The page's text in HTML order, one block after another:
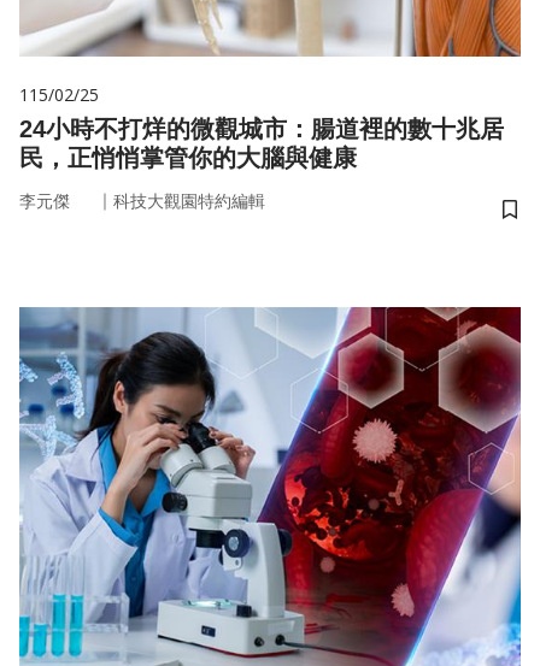
115/02/25
24小時不打烊的微觀城市：腸道裡的數十兆居
民，正悄悄掌管你的大腦與健康
李元傑 ｜ 科技大觀園特約編輯
儲